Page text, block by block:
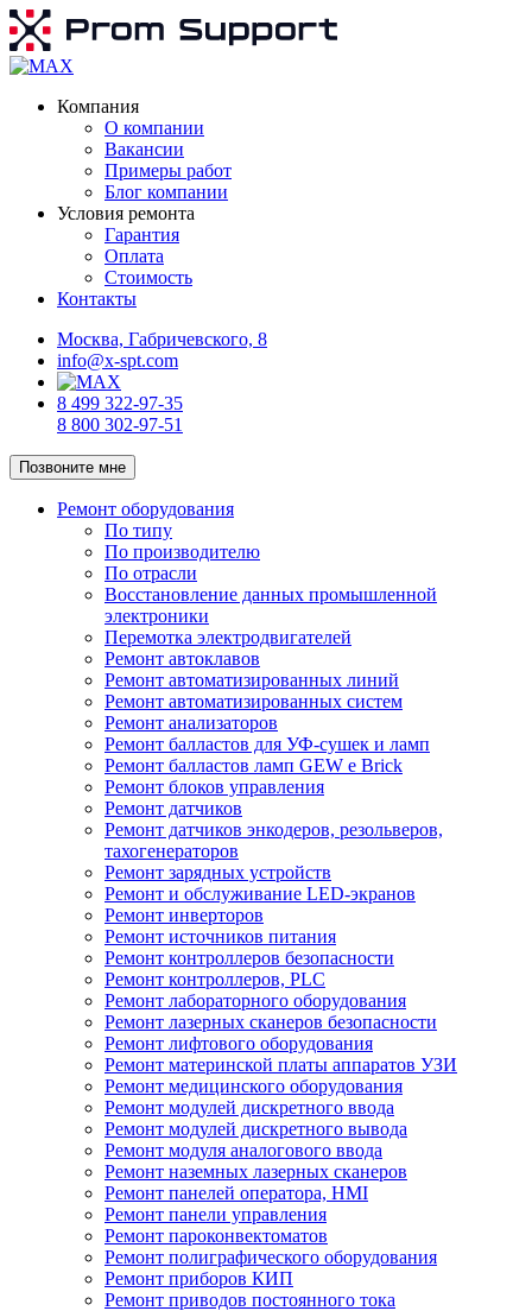
Компания
О компании
Вакансии
Примеры работ
Блог компании
Условия ремонта
Гарантия
Оплата
Стоимость
Контакты
Москва, Габричевского, 8
info@x-spt.com
8 499 322-97-35
8 800 302-97-51
Позвоните мне
Ремонт оборудования
По типу
По производителю
По отрасли
Восстановление данных промышленной
электроники
Перемотка электродвигателей
Ремонт автоклавов
Ремонт автоматизированных линий
Ремонт автоматизированных систем
Ремонт анализаторов
Ремонт балластов для УФ-сушек и ламп
Ремонт балластов ламп GEW e Brick
Ремонт блоков управления
Ремонт датчиков
Ремонт датчиков энкодеров, резольверов,
тахогенераторов
Ремонт зарядных устройств
Ремонт и обслуживание LED-экранов
Ремонт инверторов
Ремонт источников питания
Ремонт контроллеров безопасности
Ремонт контроллеров, PLC
Ремонт лабораторного оборудования
Ремонт лазерных сканеров безопасности
Ремонт лифтового оборудования
Ремонт материнской платы аппаратов УЗИ
Ремонт медицинского оборудования
Ремонт модулей дискретного ввода
Ремонт модулей дискретного вывода
Ремонт модуля аналогового ввода
Ремонт наземных лазерных сканеров
Ремонт панелей оператора, HMI
Ремонт панели управления
Ремонт пароконвектоматов
Ремонт полиграфического оборудования
Ремонт приборов КИП
Ремонт приводов постоянного тока